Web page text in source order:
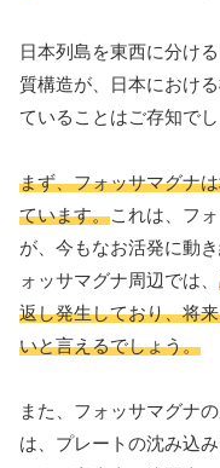
日本列島を東西に分け
質構造が、日本におけ
ていることはご存知でし
まず、フォッサマグナ
ています。これは、フ
が、今もなお活発に動
ォッサマグナ周辺では、
返し発生しており、将
いと言えるでしょう。
また、フォッサマグナ
は、プレートの沈み込